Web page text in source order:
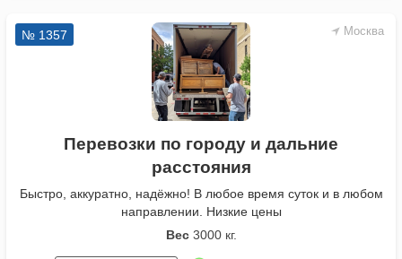
Москва
№ 1357
Перевозки по городу и дальние
расстояния
Быстро, аккуратно, надёжно! В любое время суток и в любом
направлении. Низкие цены
Вес3000 кг.